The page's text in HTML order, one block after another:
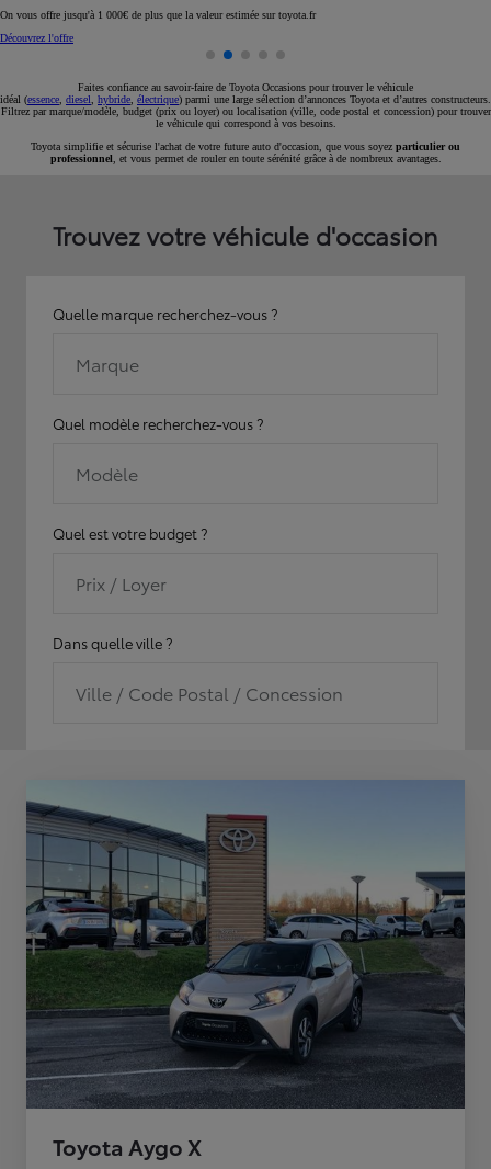
Réservez en ligne
Faites confiance au savoir-faire de Toyota Occasions pour trouver le véhicule
idéal (essence diesel hybride électrique) parmi une large sélection d’annonces Toyota et d’autres constructeurs.
Filtrez par marque/modèle, budget (prix ou loyer) ou localisation (ville, code postal et concession) pour trouver
le véhicule qui correspond à vos besoins.
Toyota simplifie et sécurise l'achat de votre future auto d'occasion, que vous soyez particulier ou
professionnel , et vous permet de rouler en toute sérénité grâce à de nombreux avantages.
Trouvez votre véhicule d'occasion
Quelle marque recherchez-vous ?
Marque
Quel modèle recherchez-vous ?
Modèle
Quel est votre budget ?
Prix / Loyer
Dans quelle ville ?
Ville / Code Postal / Concession
Toyota Aygo X